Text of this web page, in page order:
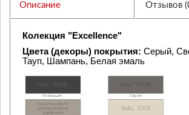
Описание Отзывов
Колекция "Excellence"
Цвета (декоры) покрытия: Серый,
Тауп, Шампань, Белая эмаль